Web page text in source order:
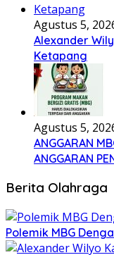
Agustus 5,
Alexander
Ketapang
Agustus 5,
ANGGARAN
ANGGARAN
Berita Olahraga
Polemik MBG